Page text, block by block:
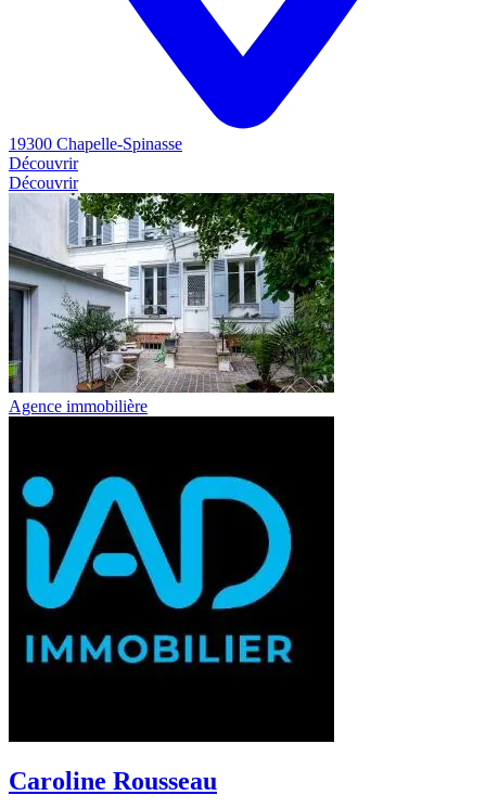
19300 Chapelle-Spinasse
Découvrir
Découvrir
Agence immobilière
Caroline Rousseau